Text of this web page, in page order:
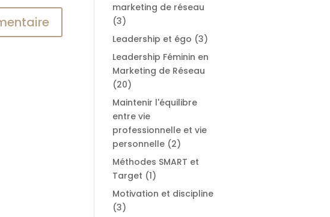
marketing de réseau
(3)
Leadership et égo (3)
Leadership Féminin en
Marketing de Réseau
(20)
Maintenir l'équilibre
entre vie
professionnelle et vie
personnelle(2)
Méthodes SMART et
Target (1)
Motivation et discipline
(3)